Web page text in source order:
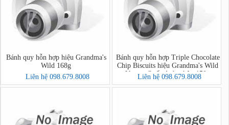
Bánh quy hỗn hợp hiệu Grandma's
Wild 168g
Liên hệ 098.679.8008
Bánh quy hỗn hợp Triple Chocolate
Chip Biscuits hiệu Grandma's Wild
Vương Quốc Anh - hộp 150g
Liên hệ 098.679.8008